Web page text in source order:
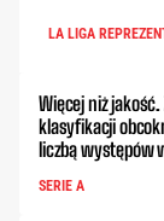
LA LIGA
Więcej niż
klasyfikacji
liczbą występów
SERIE A